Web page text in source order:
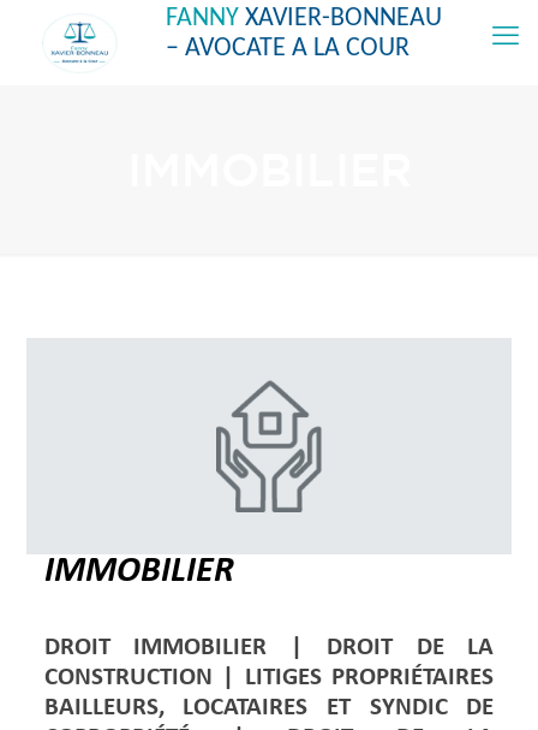
FANNY XAVIER-BONNEAU
– AVOCATE A LA COUR
IMMOBILIER
DROIT IMMOBILIER | DROIT DE LA
CONSTRUCTION | LITIGES PROPRIÉTAIRES
BAILLEURS, LOCATAIRES ET SYNDIC DE